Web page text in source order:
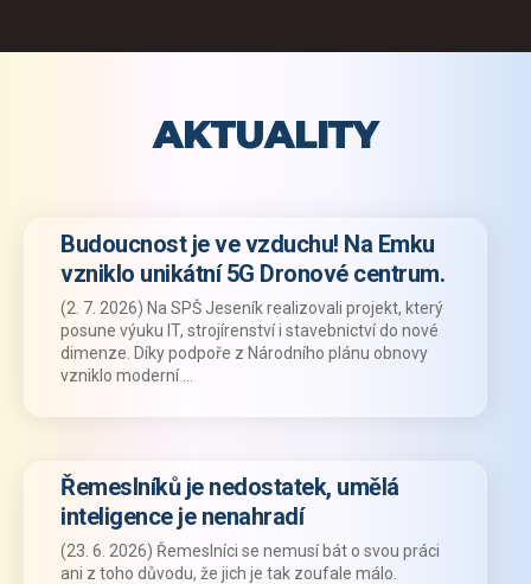
AKTUALITY
Budoucnost je ve vzduchu! Na Emku
vzniklo unikátní 5G Dronové centrum.
(2. 7. 2026) Na SPŠ Jeseník realizovali projekt, který
posune výuku IT, strojírenství i stavebnictví do nové
dimenze. Díky podpoře z Národního plánu obnovy
vzniklo moderní …
Řemeslníků je nedostatek, umělá
inteligence je nenahradí
(23. 6. 2026) Řemeslníci se nemusí bát o svou práci
ani z toho důvodu, že jich je tak zoufale málo.